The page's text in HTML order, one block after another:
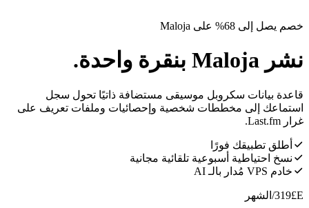
خصم يصل إلى 68% على Maloja
نشر Maloja بنقرة واحدة.
قاعدة بيانات سكروبل موسيقى مستضافة ذاتيًا تحول سجل
استماعك إلى مخططات شخصية وإحصائيات وملفات تعريف على
غرار Last.fm.
أطلق تطبيقك فورًا
نسخ احتياطية أسبوعية تلقائية مجانية
خادم VPS مُدار بالـ AI
E£
319/الشهر